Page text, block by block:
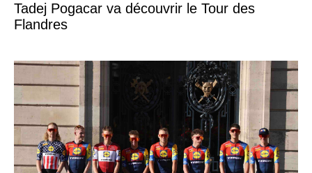
Tadej Pogacar va découvrir le Tour des
Flandres